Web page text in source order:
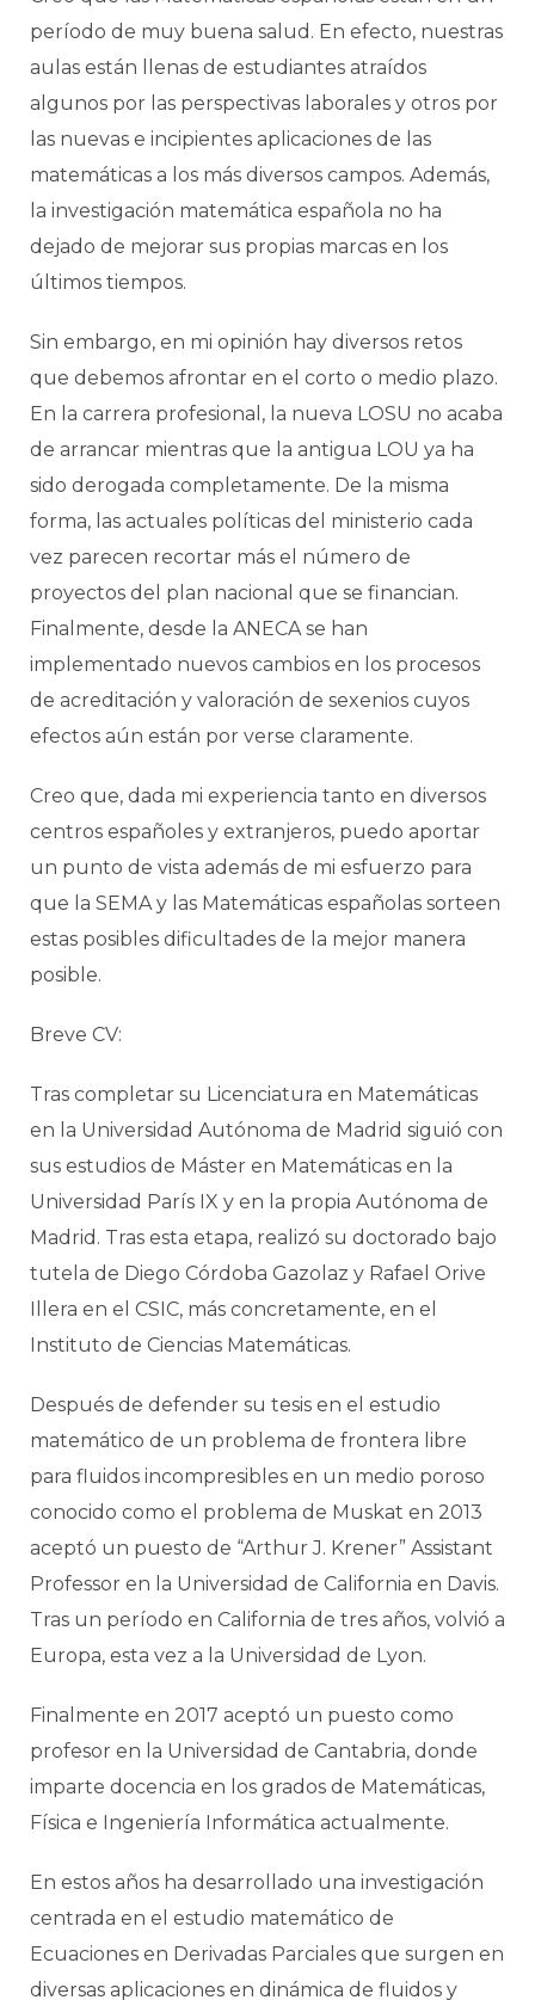
período de muy buena salud. En efecto, nuestras
aulas están llenas de estudiantes atraídos
algunos por las perspectivas laborales y otros por
las nuevas e incipientes aplicaciones de las
matemáticas a los más diversos campos. Además,
la investigación matemática española no ha
dejado de mejorar sus propias marcas en los
últimos tiempos.
Sin embargo, en mi opinión hay diversos retos
que debemos afrontar en el corto o medio plazo.
En la carrera profesional, la nueva LOSU no acaba
de arrancar mientras que la antigua LOU ya ha
sido derogada completamente. De la misma
forma, las actuales políticas del ministerio cada
vez parecen recortar más el número de
proyectos del plan nacional que se financian.
Finalmente, desde la ANECA se han
implementado nuevos cambios en los procesos
de acreditación y valoración de sexenios cuyos
efectos aún están por verse claramente.
Creo que, dada mi experiencia tanto en diversos
centros españoles y extranjeros, puedo aportar
un punto de vista además de mi esfuerzo para
que la SEMA y las Matemáticas españolas sorteen
estas posibles dificultades de la mejor manera
posible.
Breve CV:
Tras completar su Licenciatura en Matemáticas
en la Universidad Autónoma de Madrid siguió con
sus estudios de Máster en Matemáticas en la
Universidad París IX y en la propia Autónoma de
Madrid. Tras esta etapa, realizó su doctorado bajo
tutela de Diego Córdoba Gazolaz y Rafael Orive
Illera en el CSIC, más concretamente, en el
Instituto de Ciencias Matemáticas.
Después de defender su tesis en el estudio
matemático de un problema de frontera libre
para fluidos incompresibles en un medio poroso
conocido como el problema de Muskat en 2013
aceptó un puesto de “Arthur J. Krener” Assistant
Professor en la Universidad de California en Davis.
Tras un período en California de tres años, volvió a
Europa, esta vez a la Universidad de Lyon.
Finalmente en 2017 aceptó un puesto como
profesor en la Universidad de Cantabria, donde
imparte docencia en los grados de Matemáticas,
Física e Ingeniería Informática actualmente.
En estos años ha desarrollado una investigación
centrada en el estudio matemático de
Ecuaciones en Derivadas Parciales que surgen en
diversas aplicaciones en dinámica de fluidos y